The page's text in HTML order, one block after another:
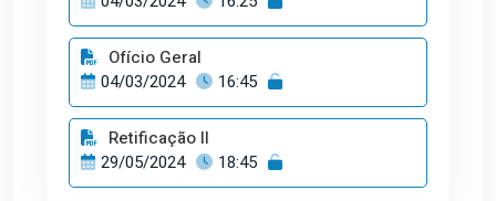
Ofício Geral
04/03/2024 16:45
Retificação II
29/05/2024 18:45